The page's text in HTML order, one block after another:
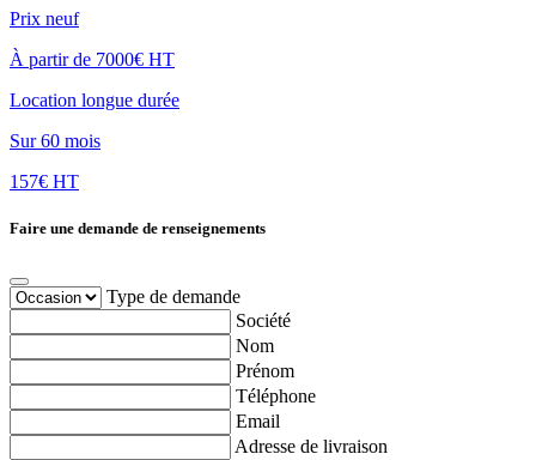
Prix neuf
À partir de 7000€ HT
Location longue durée
Sur 60 mois
157€ HT
Faire une demande de renseignements
Type de demande
Société
Nom
Prénom
Téléphone
Email
Adresse de livraison